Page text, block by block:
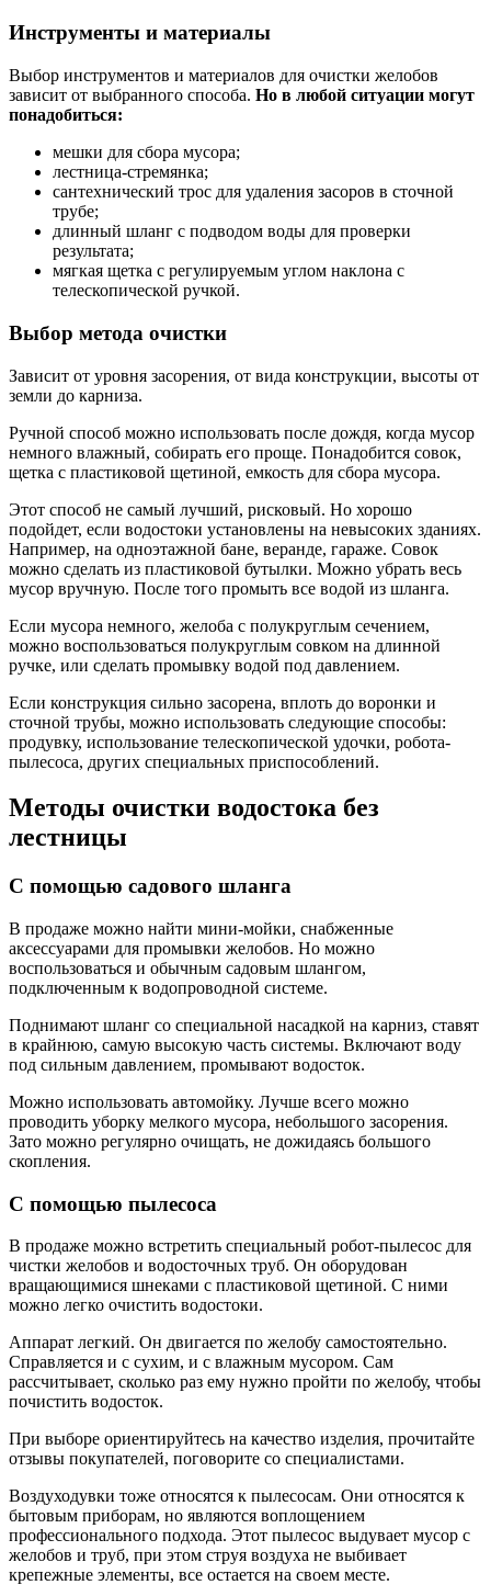
Инструменты и материалы
Выбор инструментов и материалов для очистки желобов
зависит от выбранного способа. Но в любой ситуации могут
понадобиться:
мешки для сбора мусора;
лестница-стремянка;
сантехнический трос для удаления засоров в сточной
трубе;
длинный шланг с подводом воды для проверки
результата;
мягкая щетка с регулируемым углом наклона с
телескопической ручкой.
Выбор метода очистки
Зависит от уровня засорения, от вида конструкции, высоты от
земли до карниза.
Ручной способ можно использовать после дождя, когда мусор
немного влажный, собирать его проще. Понадобится совок,
щетка с пластиковой щетиной, емкость для сбора мусора.
Этот способ не самый лучший, рисковый. Но хорошо
подойдет, если водостоки установлены на невысоких зданиях.
Например, на одноэтажной бане, веранде, гараже. Совок
можно сделать из пластиковой бутылки. Можно убрать весь
мусор вручную. После того промыть все водой из шланга.
Если мусора немного, желоба с полукруглым сечением,
можно воспользоваться полукруглым совком на длинной
ручке, или сделать промывку водой под давлением.
Если конструкция сильно засорена, вплоть до воронки и
сточной трубы, можно использовать следующие способы:
продувку, использование телескопической удочки, робота-
пылесоса, других специальных приспособлений.
Методы очистки водостока без
лестницы
С помощью садового шланга
В продаже можно найти мини-мойки, снабженные
аксессуарами для промывки желобов. Но можно
воспользоваться и обычным садовым шлангом,
подключенным к водопроводной системе.
Поднимают шланг со специальной насадкой на карниз, ставят
в крайнюю, самую высокую часть системы. Включают воду
под сильным давлением, промывают водосток.
Можно использовать автомойку. Лучше всего можно
проводить уборку мелкого мусора, небольшого засорения.
Зато можно регулярно очищать, не дожидаясь большого
скопления.
С помощью пылесоса
В продаже можно встретить специальный робот-пылесос для
чистки желобов и водосточных труб. Он оборудован
вращающимися шнеками с пластиковой щетиной. С ними
можно легко очистить водостоки.
Аппарат легкий. Он двигается по желобу самостоятельно.
Справляется и с сухим, и с влажным мусором. Сам
рассчитывает, сколько раз ему нужно пройти по желобу, чтобы
почистить водосток.
При выборе ориентируйтесь на качество изделия, прочитайте
отзывы покупателей, поговорите со специалистами.
Воздуходувки тоже относятся к пылесосам. Они относятся к
бытовым приборам, но являются воплощением
профессионального подхода. Этот пылесос выдувает мусор с
желобов и труб, при этом струя воздуха не выбивает
крепежные элементы, все остается на своем месте.